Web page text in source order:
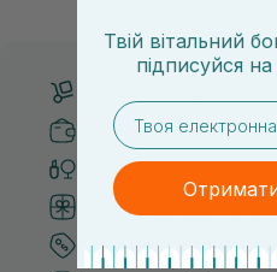
Безпечні способи
Тільки оригінальна
Система бонусів та
Кращі ціни та топ
Твій вітальний
підписуйся на
email